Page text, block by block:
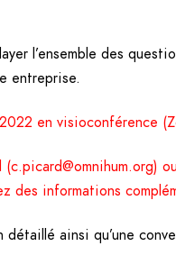
l’ensemble des
entreprise.
en visioconférence
des informations
ainsi qu’une